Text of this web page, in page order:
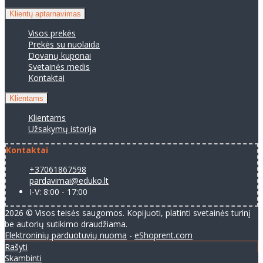
Klientų aptarnavimas
Visos prekės
Prekės su nuolaida
Dovanų kuponai
Svetainės medis
Kontaktai
Klientams
Klientams
Užsakymų istorija
Kontaktai
+37061867598
pardavimai@eduko.lt
I-V: 8:00 - 17:00
2026 © Visos teisės saugomos. Kopijuoti, platinti svetainės turinį
be autorių sutikimo draudžiama.
Elektroninių parduotuvių nuoma - eShoprent.com
Rašyti
Skambinti